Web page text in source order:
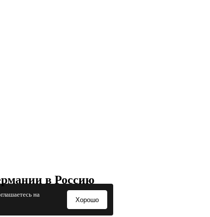
на
Хорошо
в Россию